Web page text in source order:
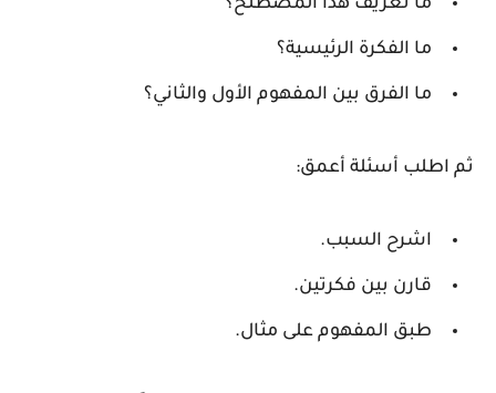
ما الفكرة الرئيسية؟
ما الفرق بين المفهوم الأول والثاني؟
ثم اطلب أسئلة أعمق:
اشرح السبب.
قارن بين فكرتين.
طبق المفهوم على مثال.